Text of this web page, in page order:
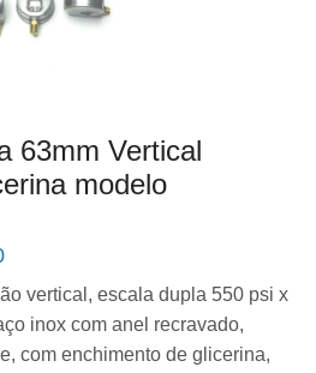
63mm Vertical
modelo
O
atual
é:
R$ 126,50.
vertical, escala dupla 550 psi x
inox com anel recravado,
com enchimento de glicerina,